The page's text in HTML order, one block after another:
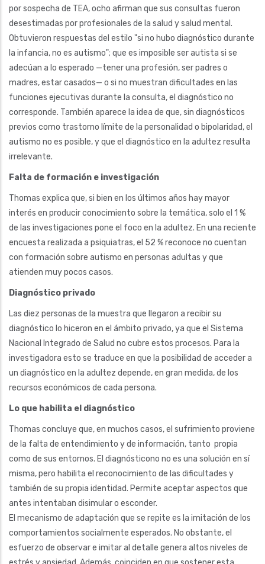
por sospecha de TEA, ocho afirman que sus consultas fueron
desestimadas por profesionales de la salud y salud mental.
Obtuvieron respuestas del estilo "si no hubo diagnóstico durante
la infancia, no es autismo"; que es imposible ser autista si se
adecúan a lo esperado —tener una profesión, ser padres o
madres, estar casados— o si no muestran dificultades en las
funciones ejecutivas durante la consulta, el diagnóstico no
corresponde. También aparece la idea de que, sin diagnósticos
previos como trastorno límite de la personalidad o bipolaridad, el
autismo no es posible, y que el diagnóstico en la adultez resulta
irrelevante.
Falta de formación e investigación
Thomas explica que, si bien en los últimos años hay mayor
interés en producir conocimiento sobre la temática, solo el 1 %
de las investigaciones pone el foco en la adultez. En una reciente
encuesta realizada a psiquiatras, el 52 % reconoce no cuentan
con formación sobre autismo en personas adultas y que
atienden muy pocos casos.
Diagnóstico privado
Las diez personas de la muestra que llegaron a recibir su
diagnóstico lo hiceron en el ámbito privado, ya que el Sistema
Nacional Integrado de Salud no cubre estos procesos. Para la
investigadora esto se traduce en que la posibilidad de acceder a
un diagnóstico en la adultez depende, en gran medida, de los
recursos económicos de cada persona.
Lo que habilita el diagnóstico
Thomas concluye que, en muchos casos, el sufrimiento proviene
de la falta de entendimiento y de información, tanto propia
como de sus entornos. El diagnósticono no es una solución en sí
misma, pero habilita el reconocimiento de las dificultades y
también de su propia identidad. Permite aceptar aspectos que
antes intentaban disimular o esconder.
El mecanismo de adaptación que se repite es la imitación de los
comportamientos socialmente esperados. No obstante, el
esfuerzo de observar e imitar al detalle genera altos niveles de